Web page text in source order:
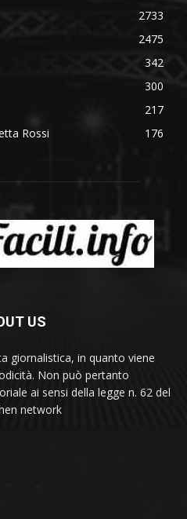
2733
2475
342
300
217
Rossi
176
US
giornalistica, in quanto viene
Non può pertanto
ai sensi della legge n. 62 del
network